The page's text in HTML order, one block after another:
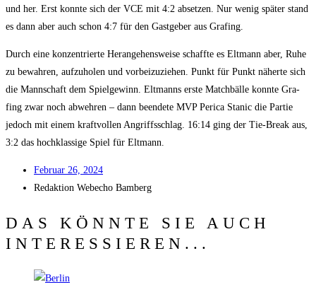
und her. Erst konn­te sich der VCE mit 4:2 abset­zen. Nur wenig spä­ter stand
es dann aber auch schon 4:7 für den Gast­ge­ber aus Grafing.
Durch eine kon­zen­trier­te Her­an­ge­hens­wei­se schaff­te es Elt­mann aber, Ruhe
zu bewah­ren, auf­zu­ho­len und vor­bei­zu­zie­hen. Punkt für Punkt näher­te sich
die Mann­schaft dem Spiel­ge­winn. Elt­manns ers­te Match­bäl­le konn­te Gra­
fing zwar noch abweh­ren – dann been­de­te MVP Peri­ca Sta­nic die Par­tie
jedoch mit einem kraft­vol­len Angriffs­schlag. 16:14 ging der Tie-Break aus,
3:2 das hoch­klas­si­ge Spiel für Eltmann.
Febru­ar 26, 2024
Redak­ti­on Web­echo Bamberg
DAS KÖNNTE SIE AUCH
INTERESSIEREN...